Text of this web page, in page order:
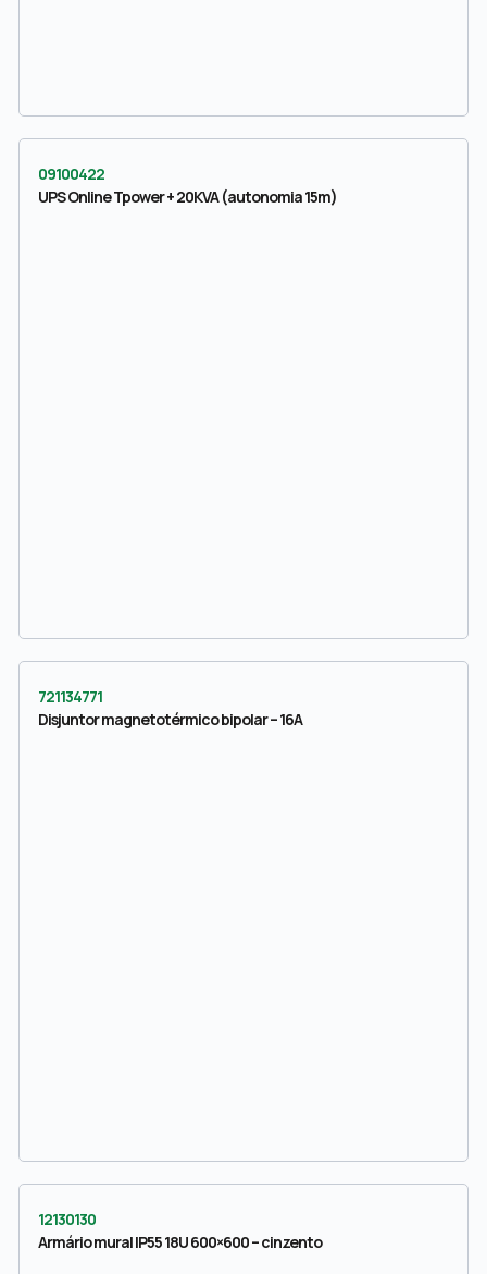
09100422
UPS Online Tpower + 20KVA (autonomia 15m)
721134771
Disjuntor magnetotérmico bipolar – 16A
12130130
Armário mural IP55 18U 600×600 – cinzento